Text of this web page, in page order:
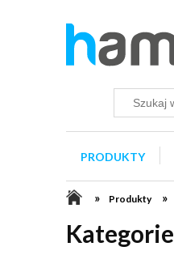
PRODUKTY
» Produkty »
Kategorie